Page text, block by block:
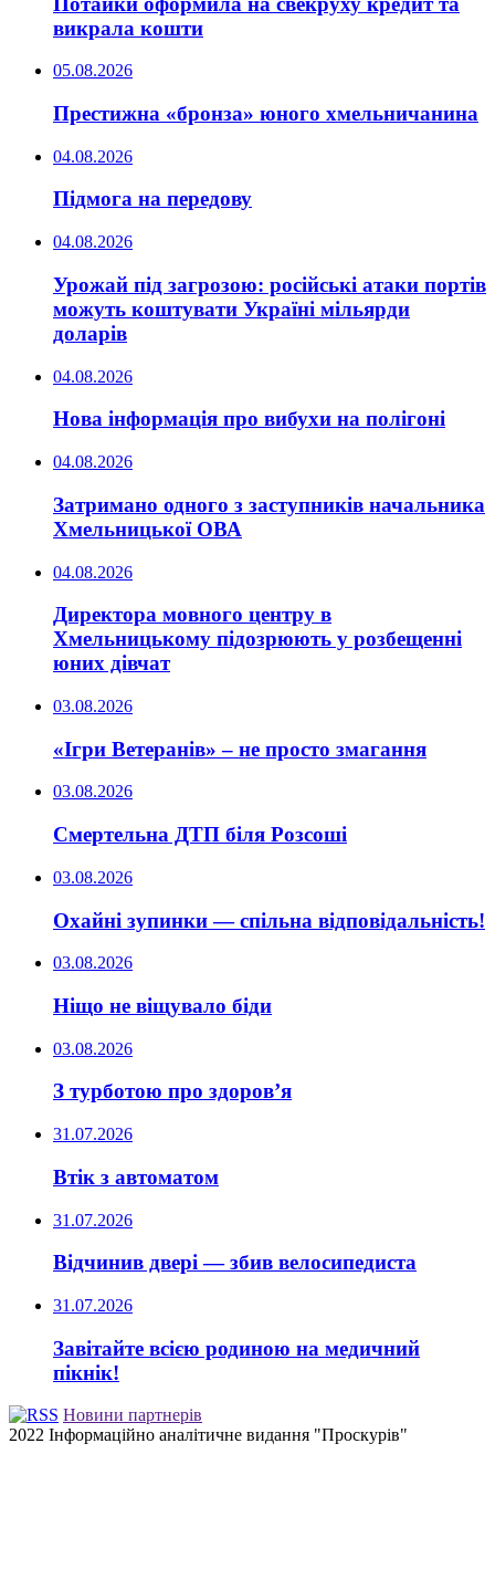
викрала кошти
05.08.2026
Престижна «бронза» юного хмельничанина
04.08.2026
Підмога на передову
04.08.2026
Урожай під загрозою: російські атаки портів
можуть коштувати Україні мільярди
доларів
04.08.2026
Нова інформація про вибухи на полігоні
04.08.2026
Затримано одного з заступників начальника
Хмельницької ОВА
04.08.2026
Директора мовного центру в
Хмельницькому підозрюють у розбещенні
юних дівчат
03.08.2026
«Ігри Ветеранів» – не просто змагання
03.08.2026
Смертельна ДТП біля Розсоші
03.08.2026
Охайні зупинки — спільна відповідальність!
03.08.2026
Ніщо не віщувало біди
03.08.2026
З турботою про здоров’я
31.07.2026
Втік з автоматом
31.07.2026
Відчинив двері — збив велосипедиста
31.07.2026
Завітайте всією родиною на медичний
пікнік!
Новини партнерів
2022 Інформаційно аналітичне видання "Проскурів"